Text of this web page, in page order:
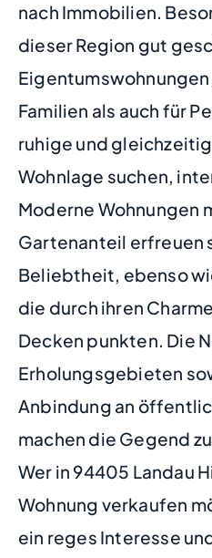
nach Immobilien.
dieser Region gut
Familien als auch für
ruhige und
Wohnlage suchen,
Moderne Wohnungen
Gartenanteil erfreuen
Beliebtheit, ebenso
die durch ihren
Decken punkten. Die
Erholungsgebieten
Anbindung an
machen die Gegend
Wer in 94405 Landau
Wohnung verkaufen
ein reges Interesse